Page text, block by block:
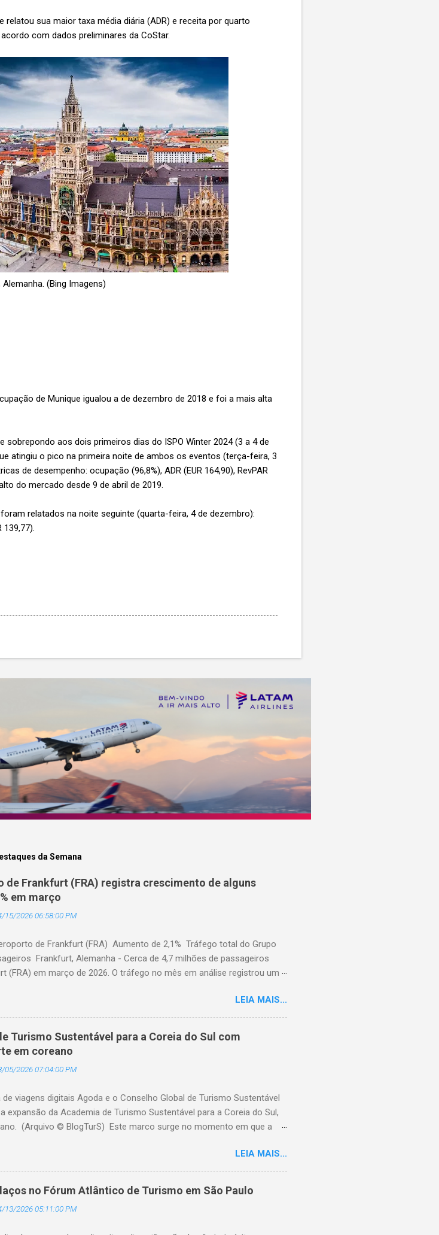
relatou sua maior taxa média diária (ADR) e receita por quarto
com dados preliminares da CoStar.
Alemanha. (Bing Imagens)
de Munique igualou a de dezembro de 2018 e foi a mais alta
sobrepondo aos dois primeiros dias do ISPO Winter 2024 (3 a 4 de
atingiu o pico na primeira noite de ambos os eventos (terça-feira, 3
de desempenho: ocupação (96,8%), ADR (EUR 164,90), RevPAR
do mercado desde 9 de abril de 2019.
relatados na noite seguinte (quarta-feira, 4 de dezembro):
139,77).
da Semana
de Frankfurt (FRA) registra crescimento de alguns
em março
15/2026 06:58:00 PM
de Frankfurt (FRA) Aumento de 2,1% Tráfego total do Grupo
Frankfurt, Alemanha - Cerca de 4,7 milhões de passageiros
(FRA) em março de 2026. O tráfego no mês em análise registrou um
mil passageiros no FRA foram afetados pelas greves da Lufthansa que
consequências da guerra com o Irã levaram a uma queda significativa
Oriente Médio durante o mês em análise. No entanto, essa queda foi
para destinos na África (alta de 22,3%) e no Extremo Oriente
+22,2%). (© Fraport) O tráfego em Frankfurt também cresceu ao
como um todo. Nos primeiros três meses de ...
LEIA MAIS...
Turismo Sustentável para a Coreia do Sul com
em coreano
05/2026 07:04:00 PM
viagens digitais Agoda e o Conselho Global de Turismo Sustentável
expansão da Academia de Turismo Sustentável para a Coreia do Sul,
(Arquivo © BlogTurS) Este marco surge no momento em que a
profissionais da hotelaria em toda a região, capacitando-os com
mais sustentável, com base no Padrão Hoteleiro GSTC. Desde o seu
de Turismo Sustentável tornou-se um importante recurso para
buscam promover práticas sustentáveis ​​em toda a Ásia. Com a
a Academia fortalece ainda mais sua capacidade de atender ao
LEIA MAIS...
no Fórum Atlântico de Turismo em São Paulo
13/2026 05:11:00 PM